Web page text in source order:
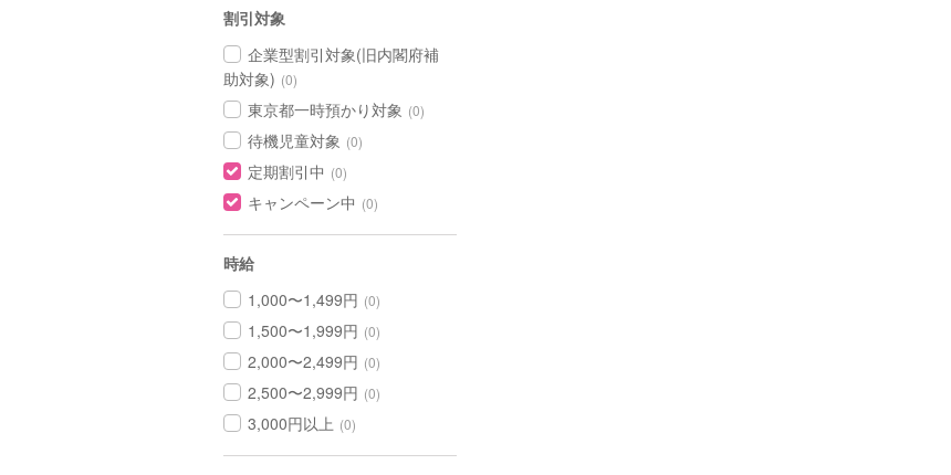
割引対象
企業型割引対象(旧内閣府補
助対象) (0)
東京都一時預かり対象 (0)
待機児童対象 (0)
定期割引中 (0)
キャンペーン中 (0)
時給
1,000〜1,499円 (0)
1,500〜1,999円 (0)
2,000〜2,499円 (0)
2,500〜2,999円 (0)
3,000円以上 (0)